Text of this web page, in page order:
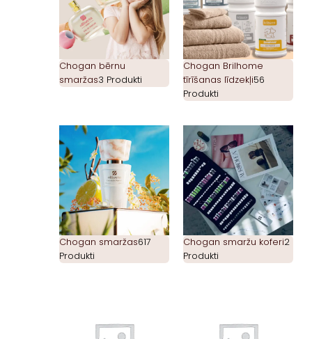
Chogan bērnu
smaržas3 Produkti
Chogan Brilhome
tīrīšanas līdzekļi56
Produkti
Chogan smaržas617
Produkti
Chogan smaržu koferi2
Produkti